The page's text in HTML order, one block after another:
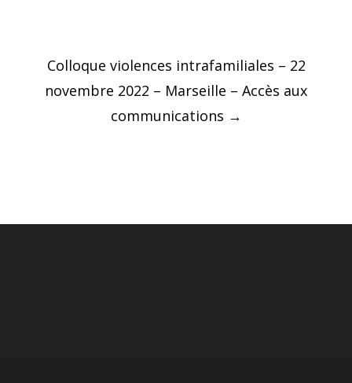
Post
navigation
Colloque violences intrafamiliales – 22
novembre 2022 – Marseille – Accès aux
communications →